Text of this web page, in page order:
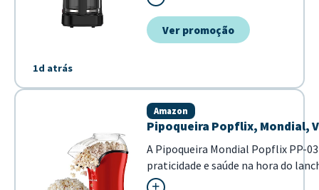
1d atrás
ou para pequenas reuniões. Seu
com q...Ver promoção
Pipoqueira Popflix, Mondial,
Amazon
A Pipoqueira Mondial Popflix PP-
praticidade e saúde na hora do
vermelha, este eletroportátil